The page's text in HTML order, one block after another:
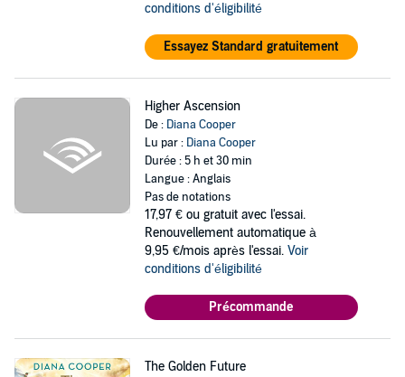
conditions d'éligibilité
Essayez Standard gratuitement
Higher Ascension
De : Diana Cooper
Lu par : Diana Cooper
Durée : 5 h et 30 min
Langue : Anglais
Pas de notations
17,97 € ou gratuit avec l'essai.
Renouvellement automatique à
9,95 €/mois après l'essai. Voir
conditions d'éligibilité
Précommande
The Golden Future